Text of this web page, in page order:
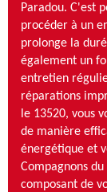
Paradou. C'est
procéder à un
prolonge la
également un
entretien
réparations
le 13520, vous
de manière
énergétique et
Compagnons
composant de